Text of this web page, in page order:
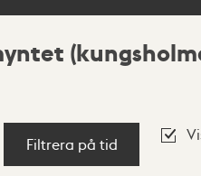
Filtrera på tid